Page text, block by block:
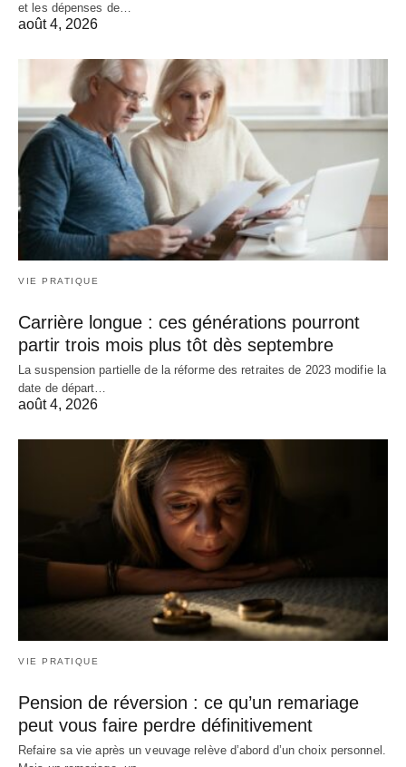
et les dépenses de…
août 4, 2026
VIE PRATIQUE
Carrière longue : ces générations pourront
partir trois mois plus tôt dès septembre
La suspension partielle de la réforme des retraites de 2023 modifie la
date de départ…
août 4, 2026
VIE PRATIQUE
Pension de réversion : ce qu’un remariage
peut vous faire perdre définitivement
Refaire sa vie après un veuvage relève d’abord d’un choix personnel.